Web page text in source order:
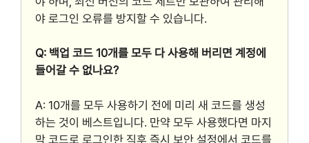
야 로그인 오류를 방지할 수 있습니다.
Q: 백업 코드 10개를 모두 다 사용해 버리면 계정에
들어갈 수 없나요?
A: 10개를 모두 사용하기 전에 미리 새 코드를 생성
하는 것이 베스트입니다. 만약 모두 사용했다면 마지
막 코드로 로그인한 직후 즉시 보안 설정에서 코드를